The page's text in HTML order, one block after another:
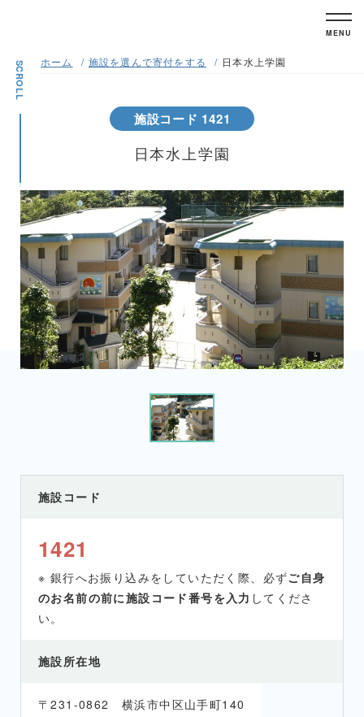
MENU
SCROLL ホーム 施設を選んで寄付をする 日本水上学園
施設コード 1421
日本水上学園
施設コード
1421
※ 銀行へお振り込みをしていただく際、必ずご自身
のお名前の前に施設コード番号を入力 してくださ
い。
施設所在地
〒231-0862 横浜市中区山手町140